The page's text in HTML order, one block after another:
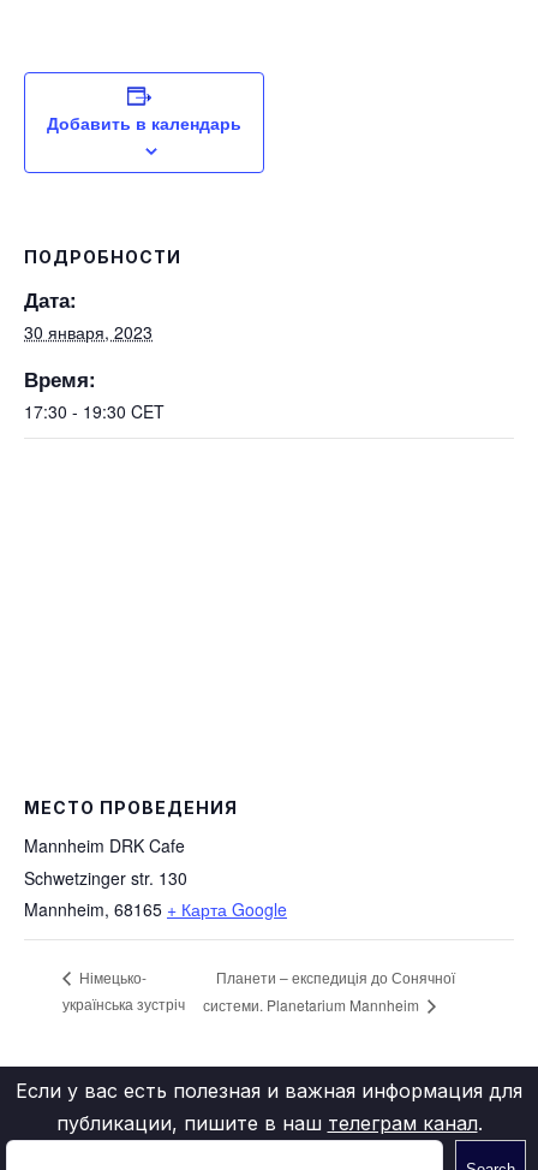
Добавить в календарь
ПОДРОБНОСТИ
Дата:
30 января, 2023
Время:
17:30 - 19:30 CET
МЕСТО ПРОВЕДЕНИЯ
Mannheim DRK Cafe
Schwetzinger str. 130
Mannheim, 68165 + Карта Google
Німецько-
українська зустріч
Планети – експедиція до Сонячної
системи. Planetarium Mannheim
Если у вас есть полезная и важная информация для
публикации, пишите в наш телеграм канал.